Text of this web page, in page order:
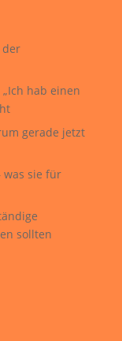
der
hab einen
gerade jetzt
was sie für
sollten